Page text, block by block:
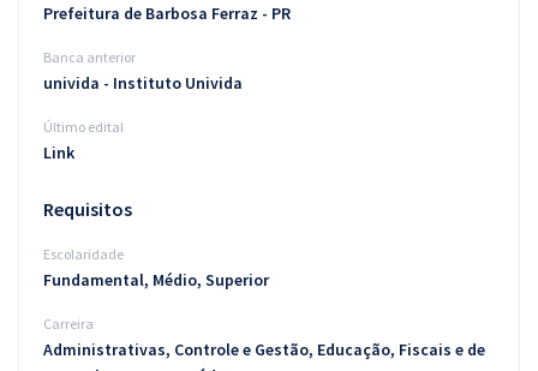
Prefeitura de Barbosa Ferraz - PR
Banca anterior
univida - Instituto Univida
Último edital
Link
Requisitos
Escolaridade
Fundamental, Médio, Superior
Carreira
Administrativas, Controle e Gestão, Educação, Fiscais e de